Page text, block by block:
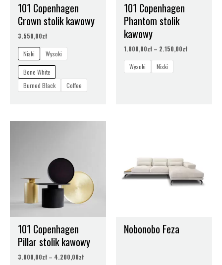
101 Copenhagen
Crown stolik kawowy
3.550,00zł
Niski Wysoki
Bone White
Burned Black
Coffee
101 Copenhagen
Phantom stolik
kawowy
1.800,00zł – 2.150,00zł
Wysoki Niski
101 Copenhagen
Pillar stolik kawowy
3.000,00zł – 4.200,00zł
Zakres
Nobonobo Feza